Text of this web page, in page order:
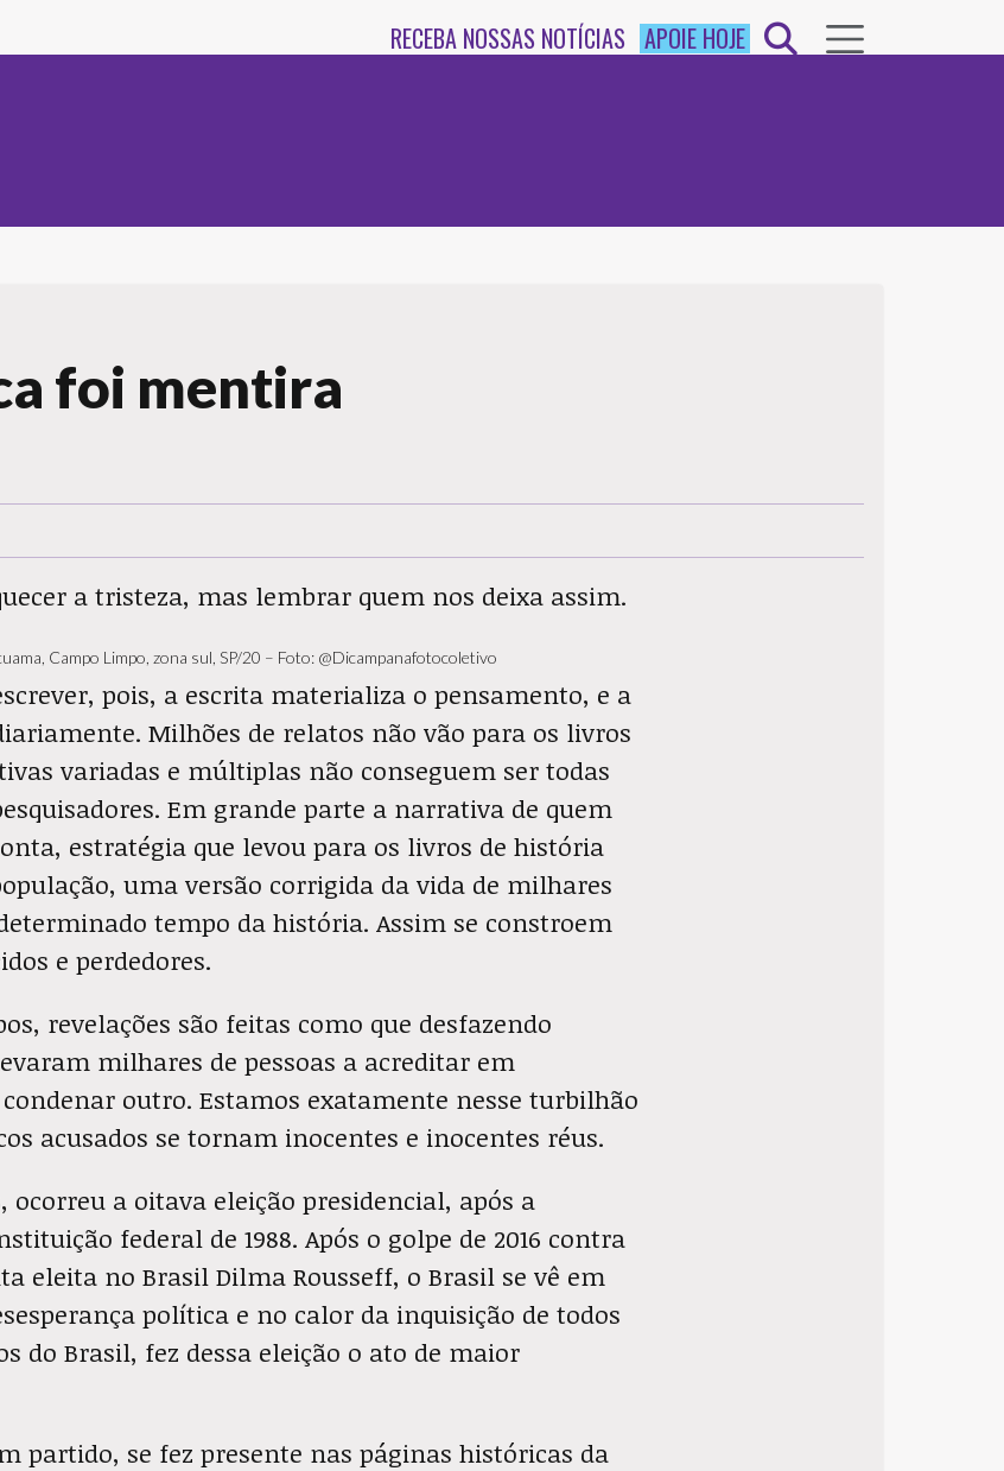
RECEBA NOSSAS NOTÍCIAS APOIE HOJE
foi mentira
a tristeza, mas lembrar quem nos deixa assim.
Campo Limpo, zona sul, SP/20 – Foto: @Dicampanafotocoletivo
pois, a escrita materializa o pensamento, e a
Milhões de relatos não vão para os livros
variadas e múltiplas não conseguem ser todas
Em grande parte a narrativa de quem
estratégia que levou para os livros de história
uma versão corrigida da vida de milhares
tempo da história. Assim se constroem
e perdedores.
revelações são feitas como que desfazendo
milhares de pessoas a acreditar em
outro. Estamos exatamente nesse turbilhão
acusados se tornam inocentes e inocentes réus.
ocorreu a oitava eleição presidencial, após a
federal de 1988. Após o golpe de 2016 contra
eleita no Brasil Dilma Rousseff, o Brasil se vê em
política e no calor da inquisição de todos
do Brasil, fez dessa eleição o ato de maior
partido, se fez presente nas páginas históricas da